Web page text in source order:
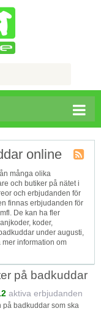
Tagg
RSS
online
många olika
och butiker på nätet i
och erbjudanden för
finnas erbjudanden för
De kan ha fler
koder,
under augusti,
mer information om
på badkuddar
aktiva erbjudanden
på badkuddar som ska